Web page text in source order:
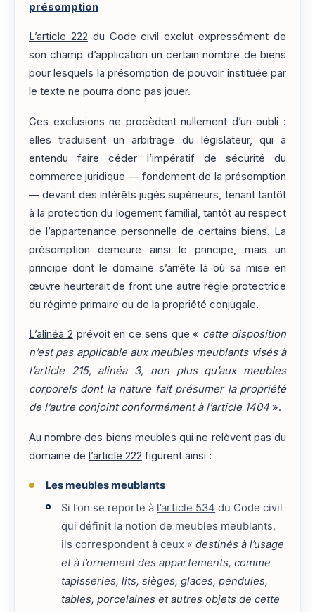
présomption
L’article 222 du Code civil exclut expressément de
son champ d’application un certain nombre de biens
pour lesquels la présomption de pouvoir instituée par
le texte ne pourra donc pas jouer.
Ces exclusions ne procèdent nullement d’un oubli :
elles traduisent un arbitrage du législateur, qui a
entendu faire céder l’impératif de sécurité du
commerce juridique — fondement de la présomption
— devant des intérêts jugés supérieurs, tenant tantôt
à la protection du logement familial, tantôt au respect
de l’appartenance personnelle de certains biens. La
présomption demeure ainsi le principe, mais un
principe dont le domaine s’arrête là où sa mise en
œuvre heurterait de front une autre règle protectrice
du régime primaire ou de la propriété conjugale.
L’alinéa 2 prévoit en ce sens que « cette disposition
n’est pas applicable aux meubles meublants visés à
l’article 215, alinéa 3, non plus qu’aux meubles
corporels dont la nature fait présumer la propriété
de l’autre conjoint conformément à l’article 1404 ».
Au nombre des biens meubles qui ne relèvent pas du
domaine de l’article 222 figurent ainsi :
Les meubles meublants
Si l’on se reporte à l’article 534 du Code civil
qui définit la notion de meubles meublants,
ils correspondent à ceux «destinés à l’usage
et à l’ornement des appartements, comme
tapisseries, lits, sièges, glaces, pendules,
tables, porcelaines et autres objets de cette